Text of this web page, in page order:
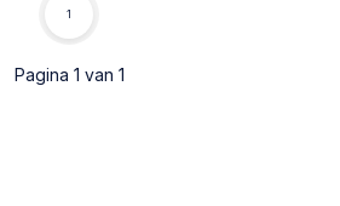
Pagina 1 van 1
1